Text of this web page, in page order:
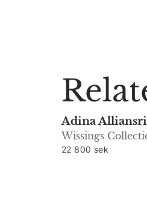
Adina
Wissings
22 800 sek